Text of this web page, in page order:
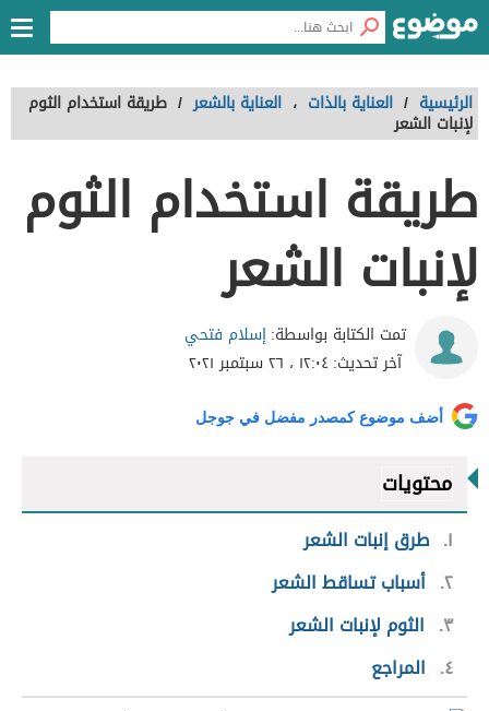
الرئيسية / العناية بالذات ، العناية بالشعر / طريقة استخدام الثوم
لإنبات الشعر
طريقة استخدام الثوم
لإنبات الشعر
تمت الكتابة بواسطة:إسلام فتحي
آخر تحديث:١٢:٠٤ ، ٢٦ سبتمبر ٢٠٢١
أضف موضوع كمصدر مفضل في جوجل
محتويات
١ طرق إنبات الشعر
٢ أسباب تساقط الشعر
٣
الثوم لإنبات الشعر
٤
المراجع